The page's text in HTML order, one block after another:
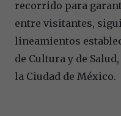
recorrido para
entre visitantes,
lineamientos
de Cultura y de
la Ciudad de México.